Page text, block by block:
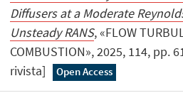
Diffusers at a Moderate
Unsteady RANS, «FLOW
COMBUSTION», 2025, 114, pp.
rivista]
Open Access